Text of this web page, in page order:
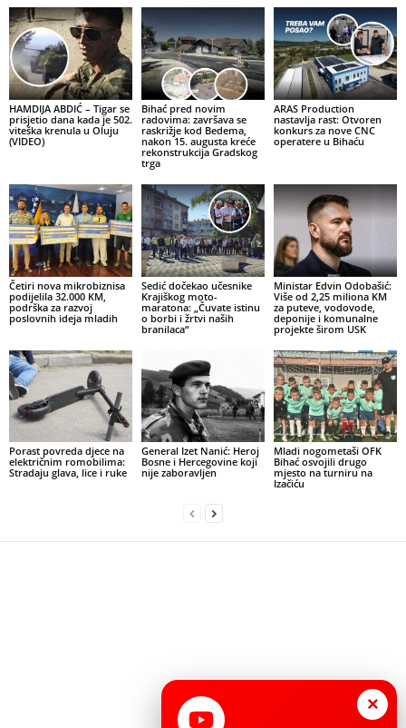
HAMDIJA ABDIĆ – Tigar se
prisjetio dana kada je 502.
viteška krenula u Oluju
(VIDEO)
Bihać pred novim
radovima: završava se
raskrižje kod Bedema,
nakon 15. augusta kreće
rekonstrukcija Gradskog
trga
ARAS Production
nastavlja rast: Otvoren
konkurs za nove CNC
operatere u Bihaću
Četiri nova mikrobiznisa
podijelila 32.000 KM,
podrška za razvoj
poslovnih ideja mladih
Sedić dočekao učesnike
Krajiškog moto-
maratona: „Čuvate istinu
o borbi i žrtvi naših
branilaca“
Ministar Edvin Odobašić:
Više od 2,25 miliona KM
za puteve, vodovode,
deponije i komunalne
projekte širom USK
Porast povreda djece na
električnim romobilima:
Stradaju glava, lice i ruke
General Izet Nanić: Heroj
Bosne i Hercegovine koji
nije zaboravljen
Mladi nogometaši OFK
Bihać osvojili drugo
mjesto na turniru na
Izačiću
×